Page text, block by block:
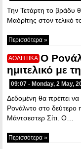
Την Τετάρτη το βράδυ
Μαδρίτης στον τελικό
Περισσότερα »
ΑΘΛΗΤΙΚΑ Ο
ημιτελικό με
09:07 - Monday, 2 May,
Δεδομένη θα πρέπει να
Ρονάλντο στο δεύτερο
Μάντσεστερ Σίτι. Ο…
Περισσότερα »